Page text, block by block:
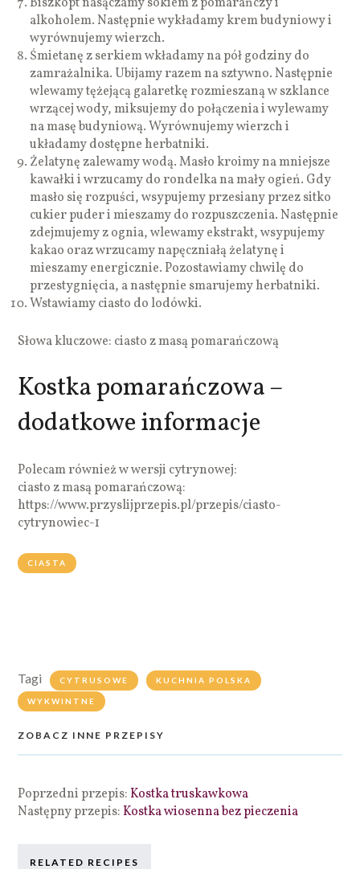
alkoholem. Następnie wykładamy krem budyniowy i
wyrównujemy wierzch.
Śmietanę z serkiem wkładamy na pół godziny do
zamrażalnika. Ubijamy razem na sztywno. Następnie
wlewamy tężejącą galaretkę rozmieszaną w szklance
wrzącej wody, miksujemy do połączenia i wylewamy
na masę budyniową. Wyrównujemy wierzch i
układamy dostępne herbatniki.
Żelatynę zalewamy wodą. Masło kroimy na mniejsze
kawałki i wrzucamy do rondelka na mały ogień. Gdy
masło się rozpuści, wsypujemy przesiany przez sitko
cukier puder i mieszamy do rozpuszczenia. Następnie
zdejmujemy z ognia, wlewamy ekstrakt, wsypujemy
kakao oraz wrzucamy napęczniałą żelatynę i
mieszamy energicznie. Pozostawiamy chwilę do
przestygnięcia, a następnie smarujemy herbatniki.
Wstawiamy ciasto do lodówki.
Słowa kluczowe: ciasto z masą pomarańczową
Kostka pomarańczowa –
dodatkowe informacje
Polecam również w wersji cytrynowej:
ciasto z masą pomarańczową:
https://www.przyslijprzepis.pl/przepis/ciasto-
cytrynowiec-1
CIASTA
Tagi CYTRUSOWE KUCHNIA POLSKA
WYKWINTNE
ZOBACZ INNE PRZEPISY
Poprzedni przepis:Kostka truskawkowa
Następny przepis:Kostka wiosenna bez pieczenia
RELATED RECIPES